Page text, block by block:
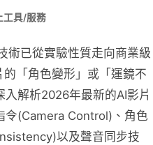
工具/服務
術已從實驗性質走向商業級
「角色變形」或「運鏡不
解析2026年最新的AI影片
令(Camera Control)、角色
以及聲音同步技